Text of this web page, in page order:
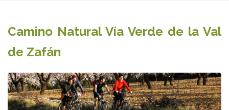
Camino Natural Vía Verde de la Val
de Zafán